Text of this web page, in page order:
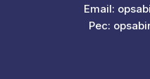
Email:
Pec: